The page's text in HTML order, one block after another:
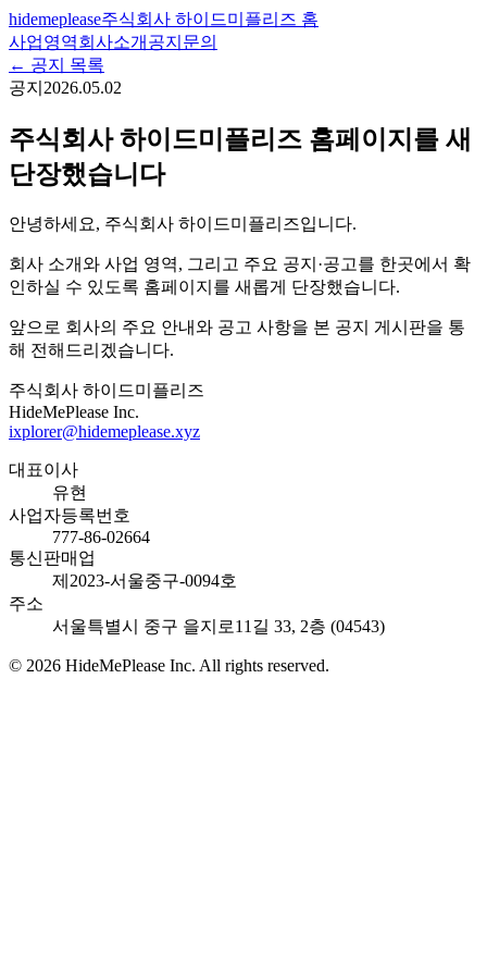
hidemeplease주식회사 하이드미플리즈 홈
사업영역회사소개 공지 문의
← 공지 목록
공지 2026.05.02
주식회사 하이드미플리즈 홈페이지를 새
단장했습니다
안녕하세요, 주식회사 하이드미플리즈입니다.
회사 소개와 사업 영역, 그리고 주요 공지·공고를 한곳에서 확
인하실 수 있도록 홈페이지를 새롭게 단장했습니다.
앞으로 회사의 주요 안내와 공고 사항을 본 공지 게시판을 통
해 전해드리겠습니다.
주식회사 하이드미플리즈
HideMePlease Inc.
ixplorer@hidemeplease.xyz
대표이사
유현
사업자등록번호
777-86-02664
통신판매업
제2023-서울중구-0094호
주소
서울특별시 중구 을지로11길 33, 2층 (04543)
© 2026 HideMePlease Inc. All rights reserved.